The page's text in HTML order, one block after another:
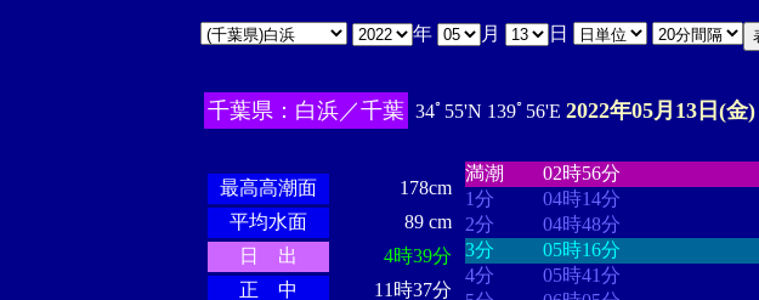
年 月 日
千葉県：白浜／千葉 34ﾟ55'N 139ﾟ56'E 2022年05月13日(金)
最高高潮面
178cm
平均水面
89 cm
日 出
4時39分
正 中
11時37分
満潮
02時56分
1分
04時14分
2分
04時48分
3分
05時16分
4分
05時41分